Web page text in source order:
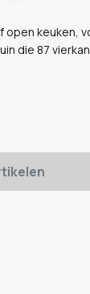
keuken,
die 87